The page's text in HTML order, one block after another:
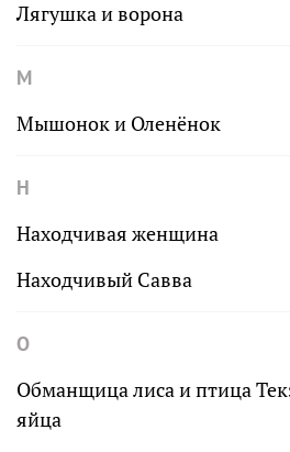
Лягушка и ворона
М
Мышонок и Оленёнок
Н
Находчивая женщина
Находчивый Савва
О
Обманщица лиса и птица
яйца